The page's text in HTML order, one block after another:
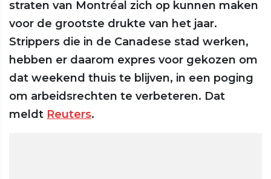
straten van Montréal zich op kunnen maken
voor de grootste drukte van het jaar.
Strippers die in de Canadese stad werken,
hebben er daarom expres voor gekozen om
dat weekend thuis te blijven, in een poging
om arbeidsrechten te verbeteren. Dat
meldt Reuters.